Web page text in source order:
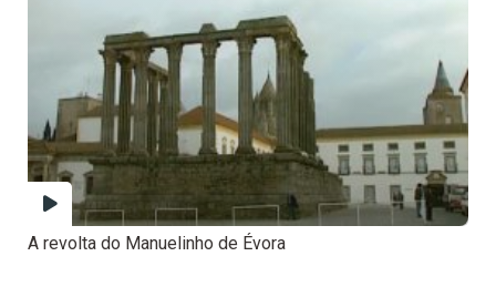
A revolta do Manuelinho de Évora